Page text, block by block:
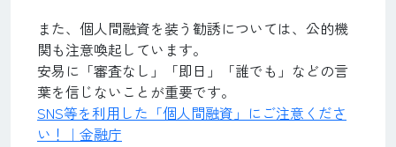
また、個人間融資を装う勧誘については、公的機
関も注意喚起しています。
安易に「審査なし」「即日」「誰でも」などの言
葉を信じないことが重要です。
SNS等を利用した「個人間融資」にご注意くださ
い！｜金融庁